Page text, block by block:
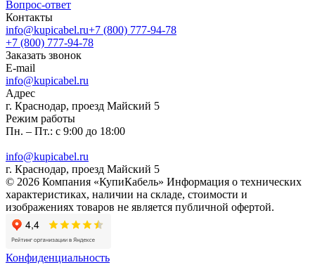
Вопрос-ответ
Контакты
info@kupicabel.ru+7 (800) 777-94-78
+7 (800) 777-94-78
Заказать звонок
E-mail
info@kupicabel.ru
Адрес
г. Краснодар, проезд Майский 5
Режим работы
Пн. – Пт.: с 9:00 до 18:00
info@kupicabel.ru
г. Краснодар, проезд Майский 5
© 2026 Компания «КупиКабель» Информация о технических
характеристиках, наличии на складе, стоимости и
изображениях товаров не является публичной офертой.
Конфиденциальность